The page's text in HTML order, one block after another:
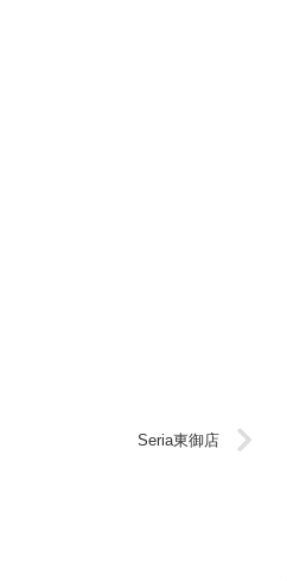
Seria東御店